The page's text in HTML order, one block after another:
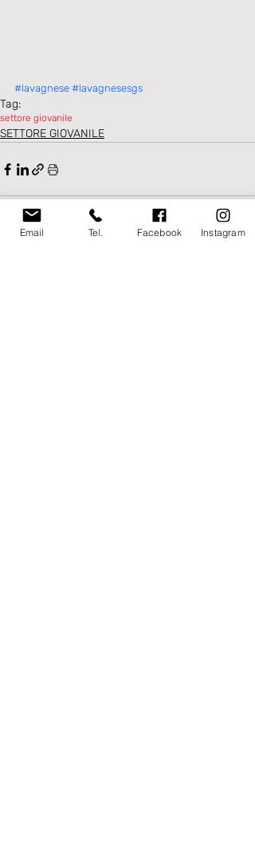
#lavagnese #lavagnesesgs
Tag:
settore giovanile
SETTORE GIOVANILE
Email Tel. Facebook Instagram